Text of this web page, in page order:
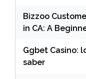
Bizzoo
in CA: A
Ggbet Casino:
saber